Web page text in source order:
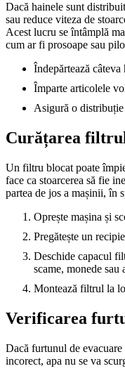
Dacă hainele sunt
sau reduce viteza de
Acest lucru se întâmplă
cum ar fi prosoape sau
Îndepărtează
Împarte articolele
Asigură o
Curățarea
Un filtru blocat poate
face ca stoarcerea să fie
partea de jos a mașinii, în
Oprește mașina și
Pregătește un
Deschide capacul
scame, monede sau
Montează filtrul la
Verificarea
Dacă furtunul de
incorect, apa nu se va